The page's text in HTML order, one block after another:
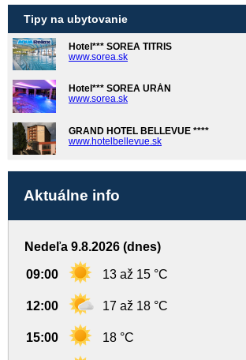
Tipy na ubytovanie
Hotel*** SOREA TITRIS
www.sorea.sk
Hotel*** SOREA URÁN
www.sorea.sk
GRAND HOTEL BELLEVUE ****
www.hotelbellevue.sk
Aktuálne info
Nedeľa 9.8.2026 (dnes)
09:00 13 až 15 °C
12:00 17 až 18 °C
15:00 18 °C